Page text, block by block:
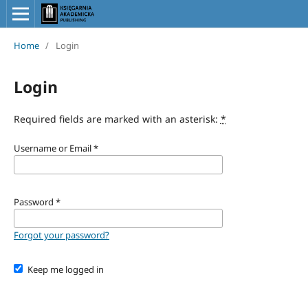
Home / Login
Login
Required fields are marked with an asterisk: *
Username or Email*
Password *
Forgot your password?
Keep me logged in